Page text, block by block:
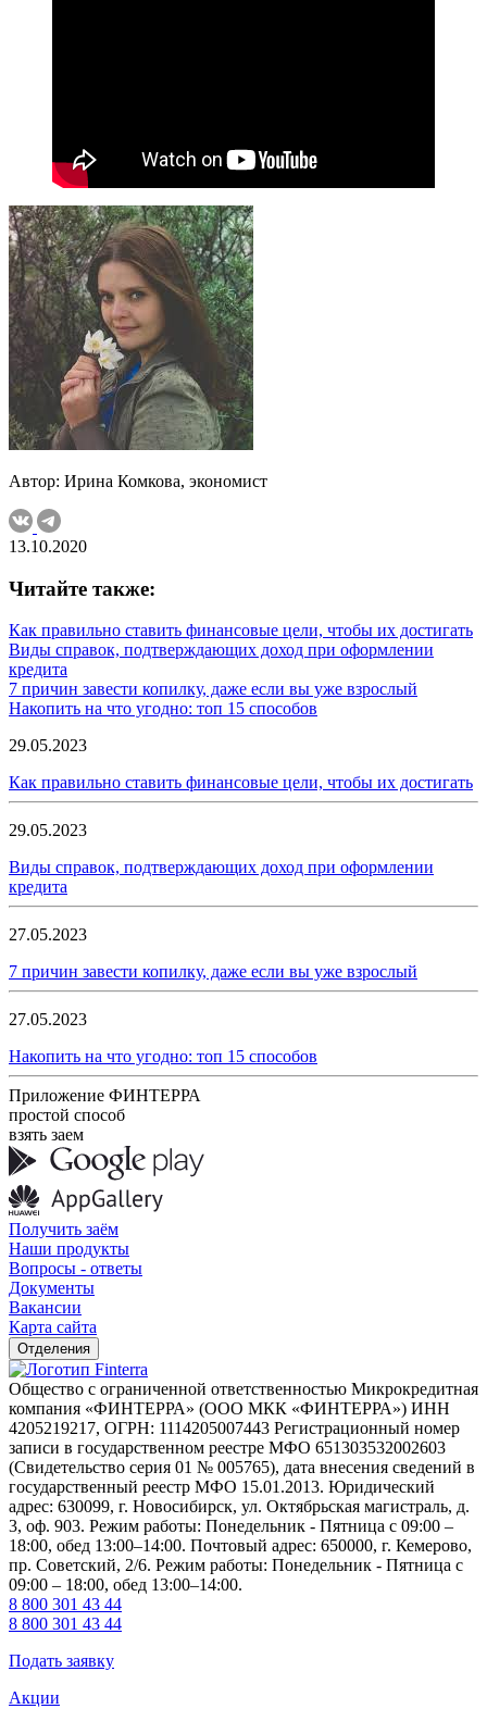
Автор: Ирина Комкова, экономист
13.10.2020
Читайте также:
Как правильно ставить финансовые цели, чтобы их достигать
Виды справок, подтверждающих доход при оформлении
кредита
7 причин завести копилку, даже если вы уже взрослый
Накопить на что угодно: топ 15 способов
29.05.2023
Как правильно ставить финансовые цели, чтобы их достигать
29.05.2023
Виды справок, подтверждающих доход при оформлении
кредита
27.05.2023
7 причин завести копилку, даже если вы уже взрослый
27.05.2023
Накопить на что угодно: топ 15 способов
Приложение ФИНТЕРРА
простой способ
взять заем
Получить заём
Наши продукты
Вопросы - ответы
Документы
Вакансии
Карта сайта
Отделения
Общество с ограниченной ответственностью Микрокредитная
компания «ФИНТЕРРА» (ООО МКК «ФИНТЕРРА») ИНН
4205219217, ОГРН: 1114205007443 Регистрационный номер
записи в государственном реестре МФО 651303532002603
(Свидетельство серия 01 № 005765), дата внесения сведений в
государственный реестр МФО 15.01.2013. Юридический
адрес: 630099, г. Новосибирск, ул. Октябрьская магистраль, д.
3, оф. 903. Режим работы: Понедельник - Пятница с 09:00 –
18:00, обед 13:00–14:00. Почтовый адрес: 650000, г. Кемерово,
пр. Советский, 2/6. Режим работы: Понедельник - Пятница с
09:00 – 18:00, обед 13:00–14:00.
8 800 301 43 44
8 800 301 43 44
Подать заявку
Акции